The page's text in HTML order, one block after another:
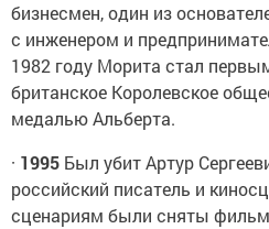
бизнесмен, один из
с инженером и
1982 году Морита стал
британское Королевское
медалью Альберта.
· 1995 Был убит Артур
российский писатель и
сценариям были сняты